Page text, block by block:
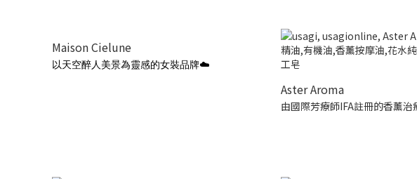
Maison Cielune
以天空醉人美景為靈感的女裝品牌☁️
Aster Aroma
由國際芳療師IFA註冊的香薰治